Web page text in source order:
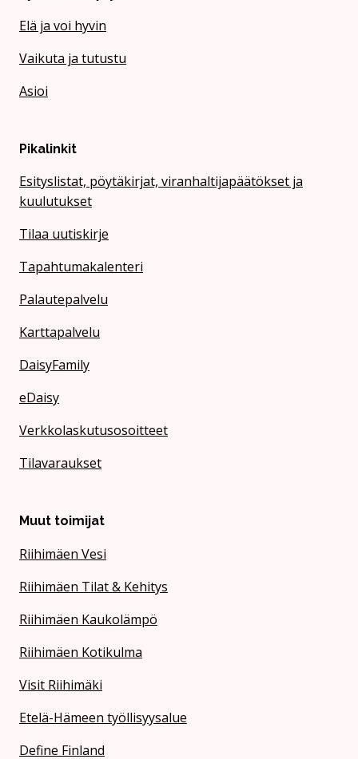
Elä ja voi hyvin
Vaikuta ja tutustu
Asioi
Pikalinkit
Esityslistat, pöytäkirjat, viranhaltijapäätökset ja
kuulutukset
Tilaa uutiskirje
Tapahtumakalenteri
Palautepalvelu
Karttapalvelu
DaisyFamily
eDaisy
Verkkolaskutusosoitteet
Tilavaraukset
Muut toimijat
Riihimäen Vesi
Riihimäen Tilat & Kehitys
Riihimäen Kaukolämpö
Riihimäen Kotikulma
Visit Riihimäki
Etelä-Hämeen työllisyysalue
Define Finland